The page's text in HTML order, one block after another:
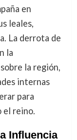
en
leales,
La derrota de
la
la región,
internas
para
el reino.
Influencia